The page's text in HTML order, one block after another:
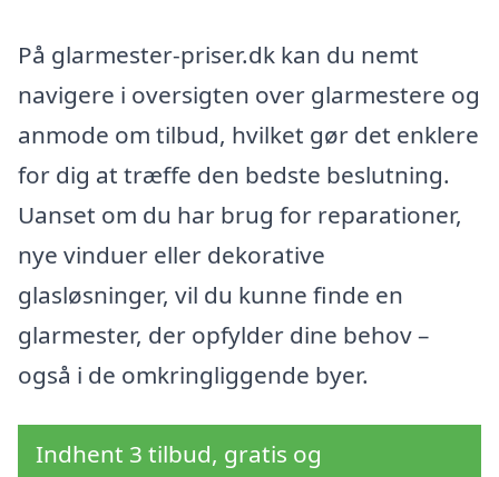
På glarmester-priser.dk kan du nemt
navigere i oversigten over glarmestere og
anmode om tilbud, hvilket gør det enklere
for dig at træffe den bedste beslutning.
Uanset om du har brug for reparationer,
nye vinduer eller dekorative
glasløsninger, vil du kunne finde en
glarmester, der opfylder dine behov –
også i de omkringliggende byer.
Indhent 3 tilbud, gratis og